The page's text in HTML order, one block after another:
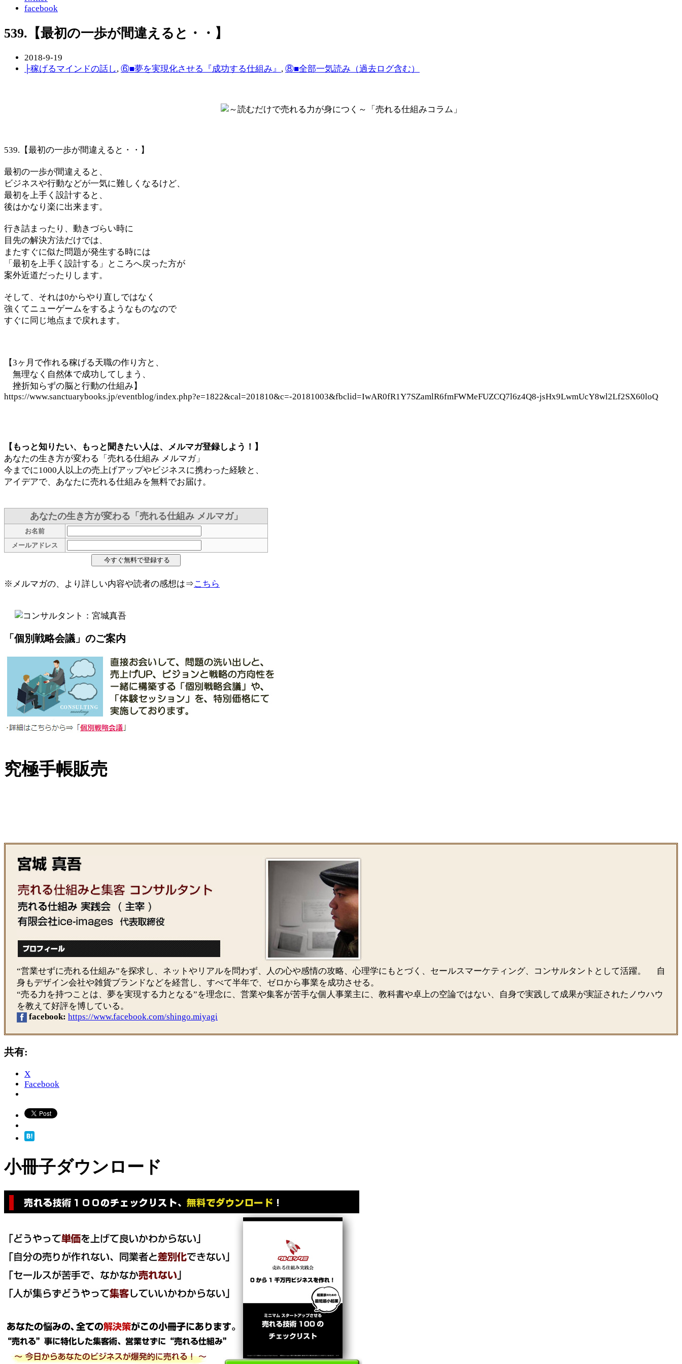
facebook
539.【最初の一歩が間違えると・・】
2018-9-19
├稼げるマインドの話し, ⑥■夢を実現化させる『成功する仕組み』 , ⑧■全部一気読み（過去ログ含む）
539.【最初の一歩が間違えると・・】
最初の一歩が間違えると、
ビジネスや行動などが一気に難しくなるけど、
最初を上手く設計すると、
後はかなり楽に出来ます。
行き詰まったり、動きづらい時に
目先の解決方法だけでは、
またすぐに似た問題が発生する時には
「最初を上手く設計する」ところへ戻った方が
案外近道だったりします。
そして、それは0からやり直しではなく
強くてニューゲームをするようなものなので
すぐに同じ地点まで戻れます。
【3ヶ月で作れる稼げる天職の作り方と、
無理なく自然体で成功してしまう、
挫折知らずの脳と行動の仕組み】
https://www.sanctuarybooks.jp/eventblog/index.php?e=1822&cal=201810&c=-20181003&fbclid=IwAR0fR1Y7SZamlR6fmFWMeFUZCQ7l6z4Q8-jsHx9LwmUcY8wl2Lf2SX60loQ
【もっと知りたい、もっと聞きたい人は、メルマガ登録しよう！】
あなたの生き方が変わる「売れる仕組み メルマガ」
今までに1000人以上の売上げアップやビジネスに携わった経験と、
アイデアで、あなたに売れる仕組みを無料でお届け。
あなたの生き方が変わる「売れる仕組み メルマガ」
お名前
メールアドレス
※メルマガの、より詳しい内容や読者の感想は⇒こちら
「個別戦略会議」のご案内
究極手帳販売
“営業せずに売れる仕組み”を探求し、ネットやリアルを問わず、人の心や感情の攻略、心理学にもとづく、セールスマーケティング、コンサルタントとして活躍。 自
身もデザイン会社や雑貨ブランドなどを経営し、すべて半年で、ゼロから事業を成功させる。
“売る力を持つことは、夢を実現する力となる”を理念に、営業や集客が苦手な個人事業主に、教科書や卓上の空論ではない、自身で実践して成果が実証されたノウハウ
を教えて好評を博している。
facebook: https://www.facebook.com/shingo.miyagi
共有:
X
Facebook
小冊子ダウンロード